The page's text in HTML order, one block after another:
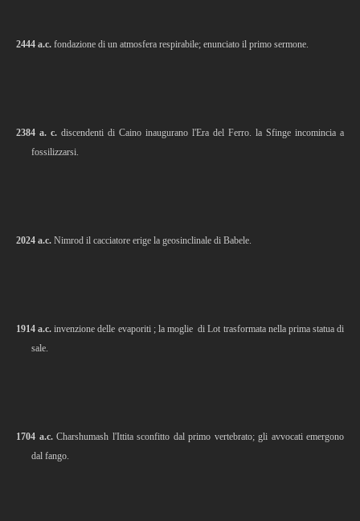
2444 a.c. fondazione di un atmosfera respirabile; enunciato il primo sermone.
2384 a. c. discendenti di Caino inaugurano l'Era del Ferro. la Sfinge incomincia a
fossilizzarsi.
2024 a.c. Nimrod il cacciatore erige la geosinclinale di Babele.
1914 a.c. invenzione delle evaporiti ; la moglie di Lot trasformata nella prima statua di
sale.
1704 a.c.Charshumash l'Ittita sconfitto dal primo vertebrato; gli avvocati emergono
dal fango.